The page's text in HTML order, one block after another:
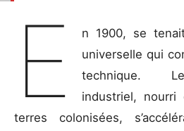
E
n 1900, se
universelle qui
technique.
industriel,
terres colonisées,